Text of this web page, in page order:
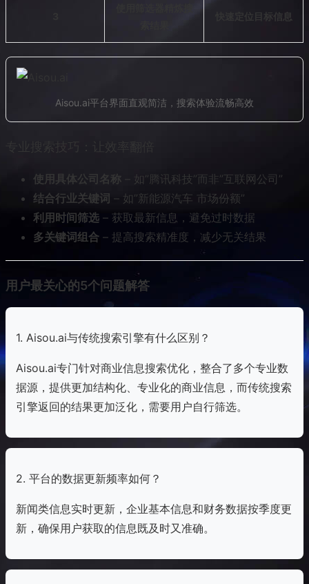
快速定位目标信息
Aisou.ai平台界面直观简洁，搜索体验流畅高效
使用具体公司名称 – 如”腾讯科技”而非”互联网公司”
结合行业关键词
– 如”新能源汽车 市场份额”
利用时间筛选 – 获取最新信息，避免过时数据
多关键词组合 – 提高搜索精准度，减少无关结果
用户最关心的5个问题解答
1. Aisou.ai与传统搜索引擎有什么区别？
Aisou.ai专门针对商业信息搜索优化，整合了多个专业数
据源，提供更加结构化、专业化的商业信息，而传统搜索
引擎返回的结果更加泛化，需要用户自行筛选。
2. 平台的数据更新频率如何？
新闻类信息实时更新，企业基本信息和财务数据按季度更
新，确保用户获取的信息既及时又准确。